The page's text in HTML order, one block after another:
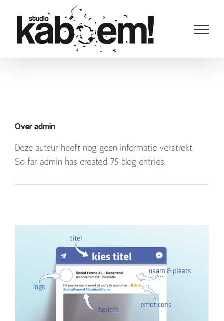
inhoud
Over admin
Deze auteur heeft nog geen informatie verstrekt.
So far admin has created 75 blog entries.